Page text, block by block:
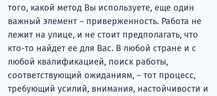
того, какой метод Вы используете, еще один
важный элемент – приверженность. Работа не
лежит на улице, и не стоит предполагать, что
кто-то найдет ее для Вас. В любой стране и с
любой квалификацией, поиск работы,
соответствующий ожиданиям, – тот процесс,
требующий усилий, внимания, настойчивости и